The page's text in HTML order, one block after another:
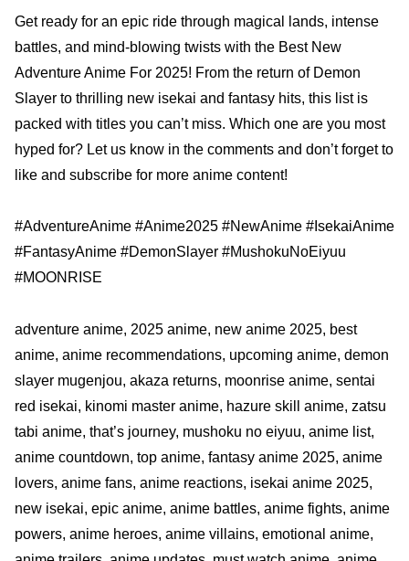
Get ready for an epic ride through magical lands, intense
battles, and mind-blowing twists with the Best New
Adventure Anime For 2025! From the return of Demon
Slayer to thrilling new isekai and fantasy hits, this list is
packed with titles you can’t miss. Which one are you most
hyped for? Let us know in the comments and don’t forget to
like and subscribe for more anime content!
#AdventureAnime #Anime2025 #NewAnime #IsekaiAnime
#FantasyAnime #DemonSlayer #MushokuNoEiyuu
#MOONRISE
adventure anime, 2025 anime, new anime 2025, best
anime, anime recommendations, upcoming anime, demon
slayer mugenjou, akaza returns, moonrise anime, sentai
red isekai, kinomi master anime, hazure skill anime, zatsu
tabi anime, that’s journey, mushoku no eiyuu, anime list,
anime countdown, top anime, fantasy anime 2025, anime
lovers, anime fans, anime reactions, isekai anime 2025,
new isekai, epic anime, anime battles, anime fights, anime
powers, anime heroes, anime villains, emotional anime,